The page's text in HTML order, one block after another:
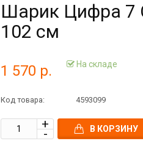
Шарик Цифра 7
102 см
1 570 р. На складе
Код товара: 4593099
В КОРЗИНУ